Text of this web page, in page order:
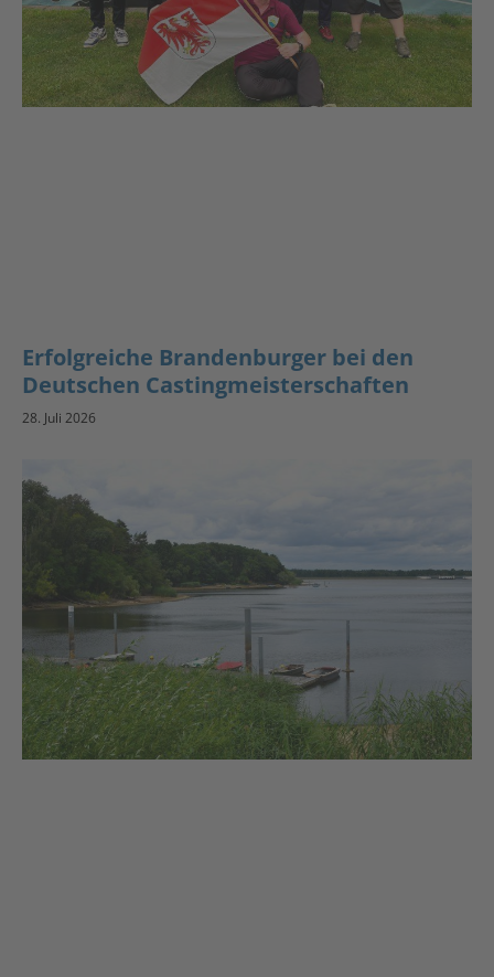
Erfolgreiche Brandenburger bei den
Deutschen Castingmeisterschaften
28. Juli 2026